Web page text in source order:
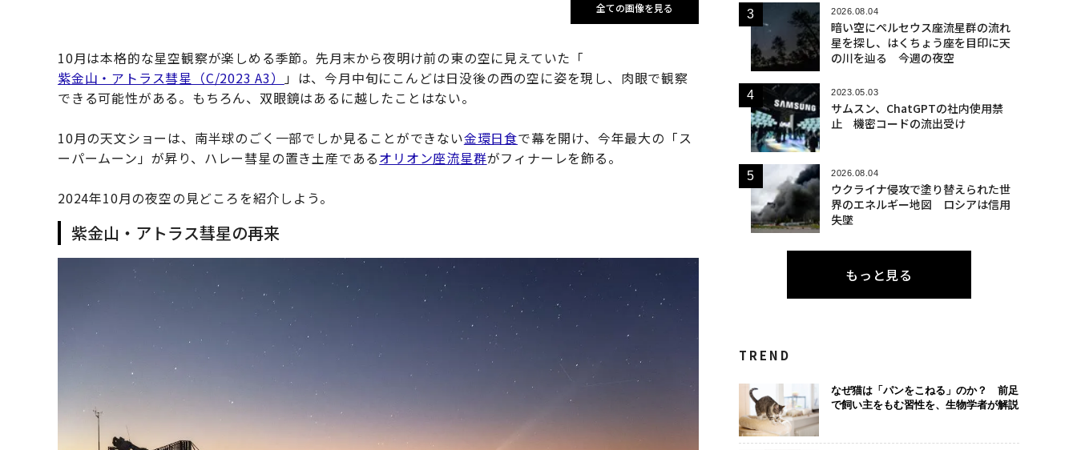
全ての画像を見る
10月は本格的な星空観察が楽しめる季節。先月末から夜明け前の東の空に見えていた「
紫金山・アトラス彗星（C/2023 A3） 」は、今月中旬にこんどは日没後の西の空に姿を現し、肉眼で観察
できる可能性がある。もちろん、双眼鏡はあるに越したことはない。
10月の天文ショーは、南半球のごく一部でしか見ることができない金環日食で幕を開け、今年最大の「ス
ーパームーン」が昇り、ハレー彗星の置き土産であるオリオン座流星群がフィナーレを飾る。
2024年10月の夜空の見どころを紹介しよう。
紫金山・アトラス彗星の再来
2026.08.04
暗い空にペルセウス座流星群の流れ
星を探し、はくちょう座を目印に天
の川を辿る 今週の夜空
2023.05.03
サムスン、ChatGPTの社内使用禁
止 機密コードの流出受け
2026.08.04
ウクライナ侵攻で塗り替えられた世
界のエネルギー地図 ロシアは信用
失墜
もっと見る
TREND
なぜ猫は「パンをこねる」のか？ 前足
で飼い主をもむ習性を、生物学者が解説